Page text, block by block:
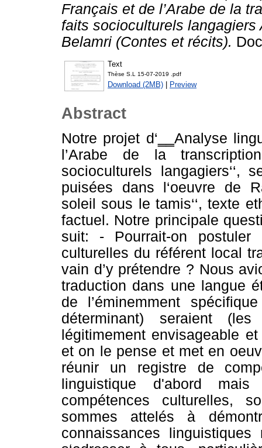
Français et de l’Arabe de la
faits socioculturels langagiers
Belamri (Contes et récits).
Text
Thèse S.L 15-07-2019 .pdf
Download (2MB) | Preview
Abstract
Notre projet d‘‗‗Analyse
l’Arabe de la
socioculturels langagiers‘‘,
puisées dans l‘oeuvre de
soleil sous le tamis‘‘, texte
factuel. Notre principale
suit: - Pourrait-on
culturelles du référent local
vain d’y prétendre ? Nous
traduction dans une langue
de l’éminemment
déterminant) seraient
légitimement envisageable
et on le pense et met en
réunir un registre de
linguistique d'abord
compétences culturelles,
sommes attelés à
connaissances